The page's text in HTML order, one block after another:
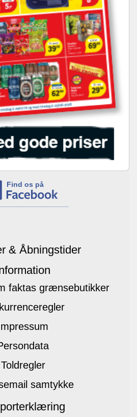
Find os på
& Åbningstider
faktas grænsebutikker
Toldregler
samtykke